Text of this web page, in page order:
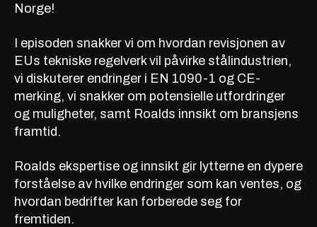
Norge!
I episoden snakker vi om hvordan revisjonen av
EUs tekniske regelverk vil påvirke stålindustrien,
vi diskuterer endringer i EN 1090-1 og CE-
merking, vi snakker om potensielle utfordringer
og muligheter, samt Roalds innsikt om bransjens
framtid.
Roalds ekspertise og innsikt gir lytterne en dypere
forståelse av hvilke endringer som kan ventes, og
hvordan bedrifter kan forberede seg for
fremtiden.